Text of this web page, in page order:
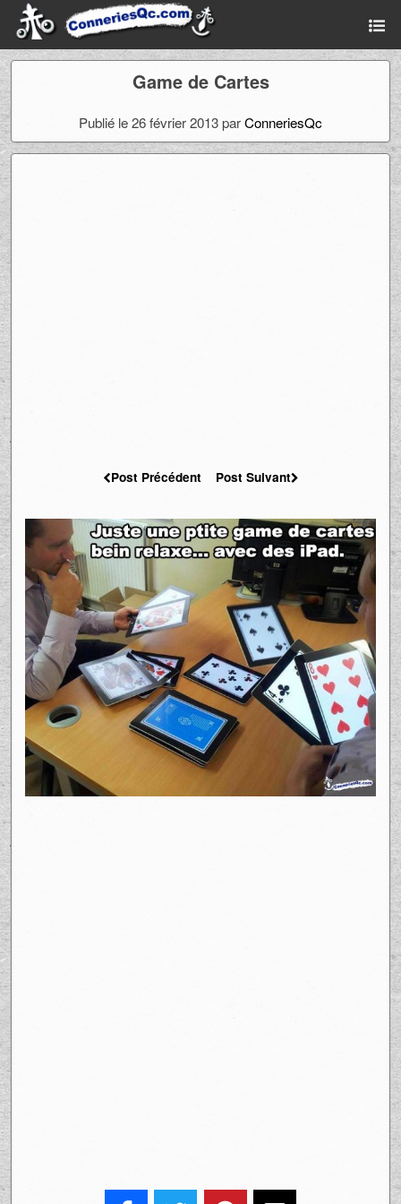
Game de Cartes
Publié le 26 février 2013 parConneriesQc
Post Précédent Post Suivant